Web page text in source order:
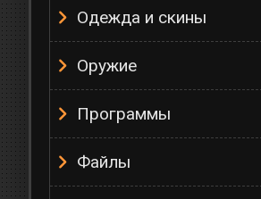
Одежда и скины
Оружие
Программы
Файлы